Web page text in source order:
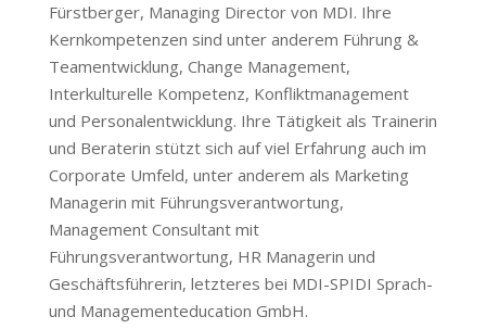
Fürstberger, Managing Director von MDI. Ihre
Kernkompetenzen sind unter anderem Führung &
Teamentwicklung, Change Management,
Interkulturelle Kompetenz, Konfliktmanagement
und Personalentwicklung. Ihre Tätigkeit als Trainerin
und Beraterin stützt sich auf viel Erfahrung auch im
Corporate Umfeld, unter anderem als Marketing
Managerin mit Führungsverantwortung,
Management Consultant mit
Führungsverantwortung, HR Managerin und
Geschäftsführerin, letzteres bei MDI-SPIDI Sprach-
und Managementeducation GmbH.